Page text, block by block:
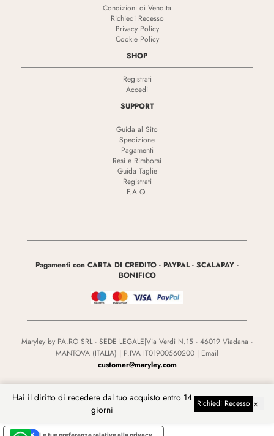
Condizioni di Vendita
Richiedi Recesso
Privacy Policy
Cookie Policy
SHOP
Registrati
Accedi
SUPPORT
Guida al Sito
Spedizione
Pagamenti
Resi e Rimborsi
Guida Taglie
Registrati
F.A.Q.
Pagamenti con CARTA DI CREDITO - PAYPAL - SCALAPAY -
BONIFICO
Maryley by PA.RO SRL - SEDE LEGALE|Via Verdi N.15 - 46019 Viadana -
MANTOVA (ITALIA) | P.IVA IT01900560200 | Email
customer@maryley.com
Hai il diritto di recedere dal tuo acquisto entro 14
giorni
Richiedi Recesso ×
Cambia Lingua
Le tue preferenze relative alla privacy